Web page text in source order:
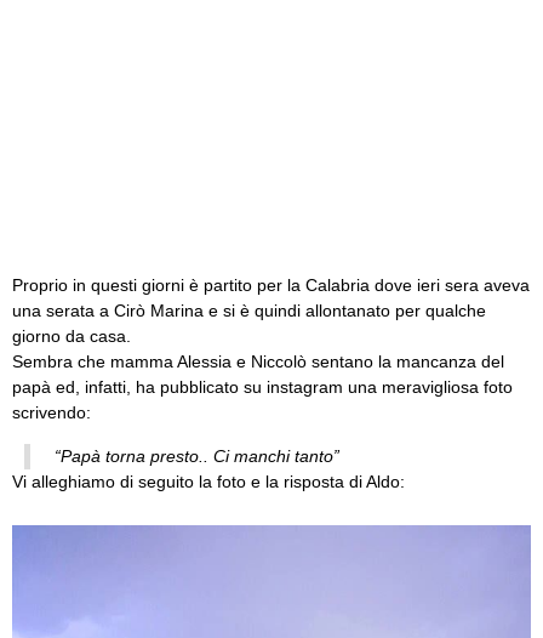
Proprio in questi giorni è partito per la Calabria dove ieri sera aveva
una serata a Cirò Marina e si è quindi allontanato per qualche
giorno da casa.
Sembra che mamma Alessia e Niccolò sentano la mancanza del
papà ed, infatti, ha pubblicato su instagram una meravigliosa foto
scrivendo:
“Papà torna presto.. Ci manchi tanto”
Vi alleghiamo di seguito la foto e la risposta di Aldo: